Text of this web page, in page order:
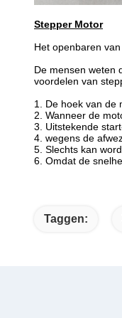
Stepper Motor
Het openbaren
De mensen weten
voordelen van
1. De hoek van de
2. Wanneer de
3. Uitstekende
4. wegens de
5. Slechts kan
6. Omdat de
Taggen: